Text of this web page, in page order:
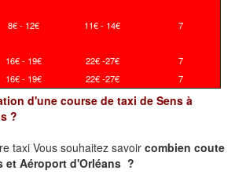
8€ - 12€ 11€ - 14€ 7
16€ - 19€ 22€ -27€
7
16€ - 19€ 22€ -27€ 7
d'une course de taxi de Sens à
?
taxi Vous souhaitez savoir combien coute
et Aéroport d'Orléans ?